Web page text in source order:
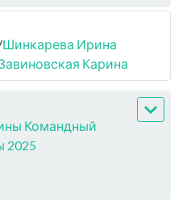
Шинкарева Ирина
Карина
Командный
2025